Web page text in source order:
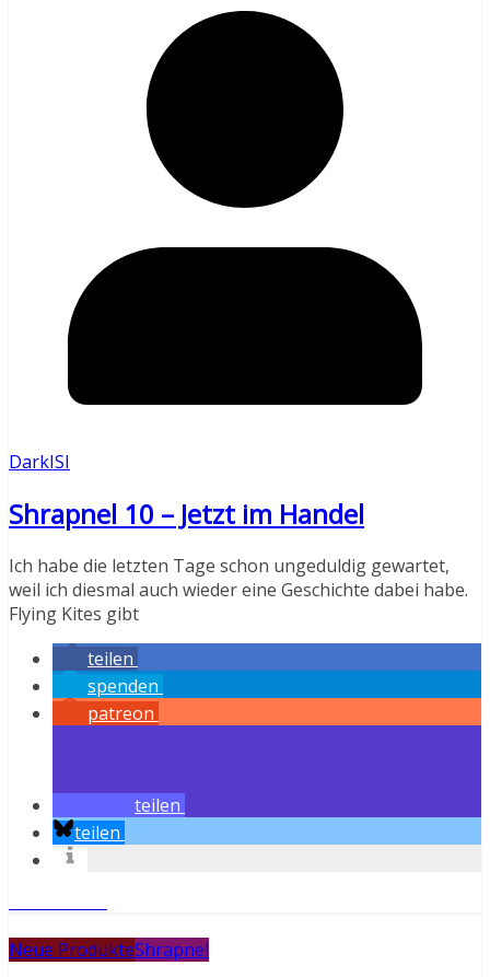
DarkISI
Shrapnel 10 – Jetzt im Handel
Ich habe die letzten Tage schon ungeduldig gewartet,
weil ich diesmal auch wieder eine Geschichte dabei habe.
Flying Kites gibt
teilen
spenden
patreon
teilen
teilen
Neue ProdukteShrapnel